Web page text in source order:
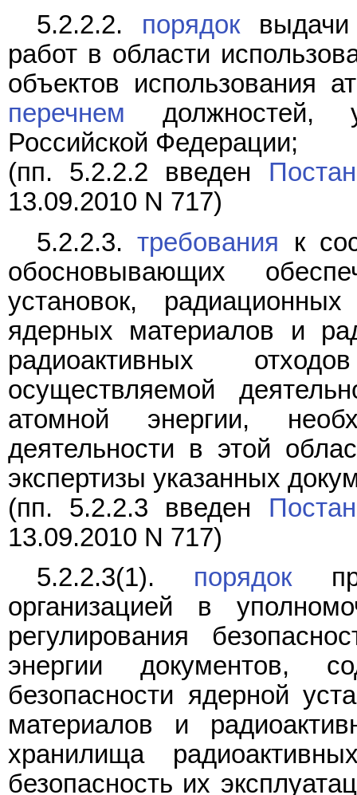
5.2.2.2. порядоквыдачи
работ в области
объектов использования
перечнем должностей,
Российской Федерации;
(пп. 5.2.2.2 введен
13.09.2010 N 717)
5.2.2.3.требования к
обосновывающих
установок,
ядерных материалов и
радиоактивных
осуществляемой
атомной энергии,
деятельности в этой
экспертизы указанных
(пп. 5.2.2.3 введен
13.09.2010 N 717)
5.2.2.3(1). порядок
организацией в
регулирования
энергии документов,
безопасности ядерной
материалов и
хранилища
безопасность их